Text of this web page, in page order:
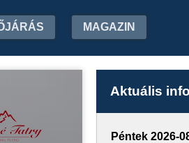
MAGAZIN
Aktuális info
Péntek 2026-